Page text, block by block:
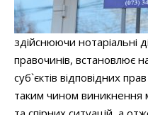
здійснюючи нотаріальні
правочинів, встановлює
суб`єктів відповідних
таким чином виникнення